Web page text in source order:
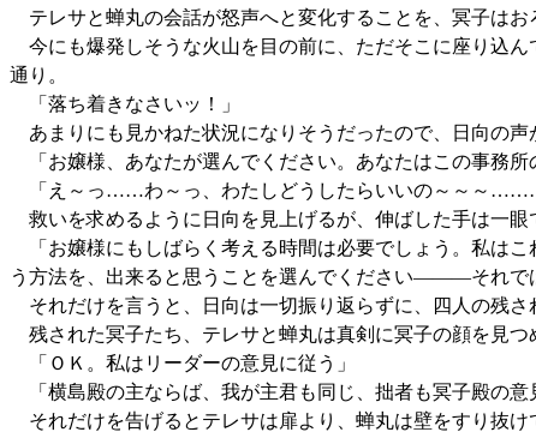
テレサと蝉丸の会話が怒声へと変化することを、冥子はお
今にも爆発しそうな火山を目の前に、ただそこに座り込
通り。
「落ち着きなさいッ！」
あまりにも見かねた状況になりそうだったので、日向の声
「お嬢様、あなたが選んでください。あなたはこの事務所
「え～っ……わ～っ、わたしどうしたらいいの～～～
救いを求めるように日向を見上げるが、伸ばした手は一眼
「お嬢様にもしばらく考える時間は必要でしょう。私は
う方法を、出来ると思うことを選んでください―――それで
それだけを言うと、日向は一切振り返らずに、四人の残さ
残された冥子たち、テレサと蝉丸は真剣に冥子の顔を見つ
「ＯＫ。私はリーダーの意見に従う」
「横島殿の主ならば、我が主君も同じ、拙者も冥子殿の意
それだけを告げるとテレサは扉より、蝉丸は壁をすり抜け